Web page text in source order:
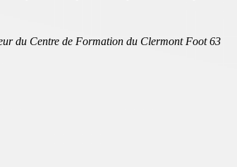
du Centre de Formation du Clermont Foot 63